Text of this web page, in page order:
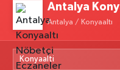
Antalya
Antalya / Konyaaltı